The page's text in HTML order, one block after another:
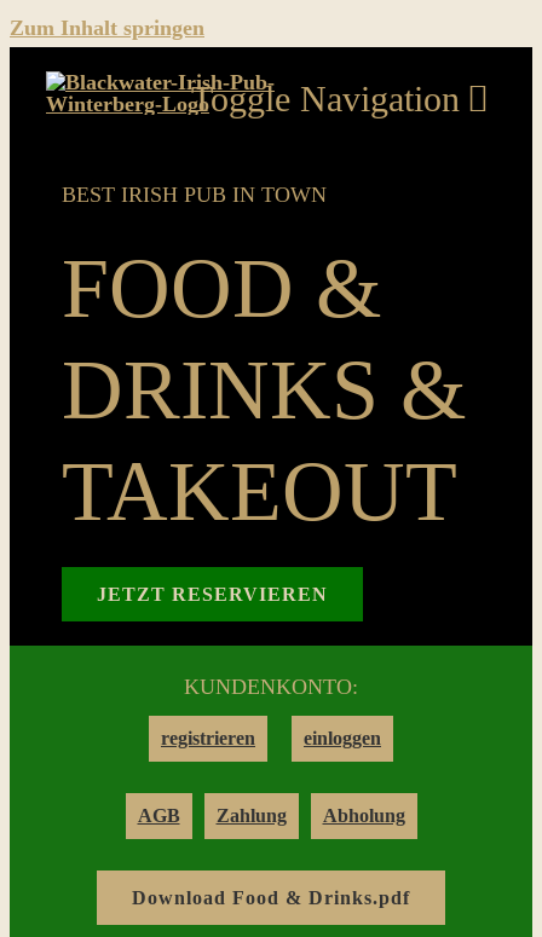
Zum Inhalt springen
Toggle Navigation
Music
Sport
Pics
Reservation
Login
Warenkorb
BEST IRISH PUB IN TOWN
FOOD &
DRINKS &
TAKEOUT
JETZT RESERVIEREN
KUNDENKONTO:
registrieren einloggen
AGB Zahlung Abholung
Download Food & Drinks.pdf